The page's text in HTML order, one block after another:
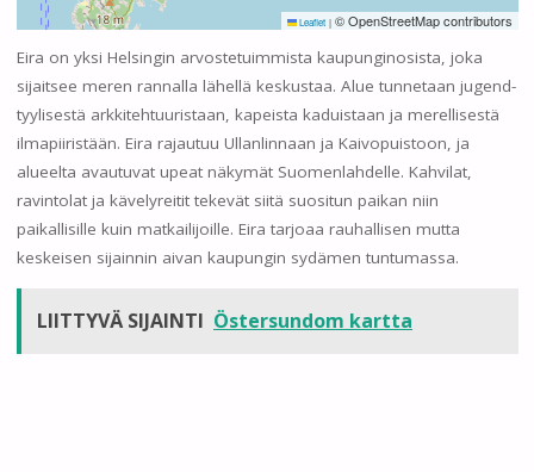
Leaflet |© OpenStreetMap contributors
Eira on yksi Helsingin arvostetuimmista kaupunginosista, joka
sijaitsee meren rannalla lähellä keskustaa. Alue tunnetaan jugend-
tyylisestä arkkitehtuuristaan, kapeista kaduistaan ja merellisestä
ilmapiiristään. Eira rajautuu Ullanlinnaan ja Kaivopuistoon, ja
alueelta avautuvat upeat näkymät Suomenlahdelle. Kahvilat,
ravintolat ja kävelyreitit tekevät siitä suositun paikan niin
paikallisille kuin matkailijoille. Eira tarjoaa rauhallisen mutta
keskeisen sijainnin aivan kaupungin sydämen tuntumassa.
LIITTYVÄ SIJAINTI Östersundom kartta